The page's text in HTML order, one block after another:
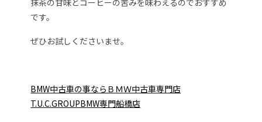
抹茶の甘味とコーヒーの苦みを味わえるのでおすすめ
です。
ぜひお試しくださいませ。
BMW中古車の事ならＢＭＷ中古車専門店
T.U.C.GROUPBMW専門船橋店